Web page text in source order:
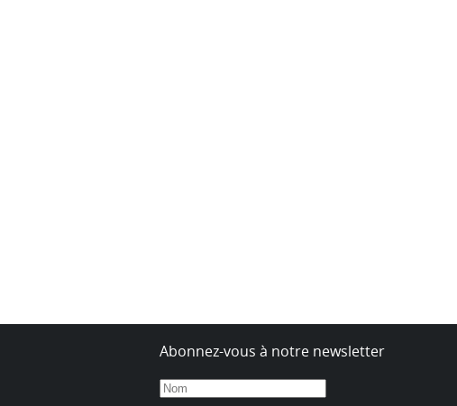
Abonnez-vous à notre newsletter